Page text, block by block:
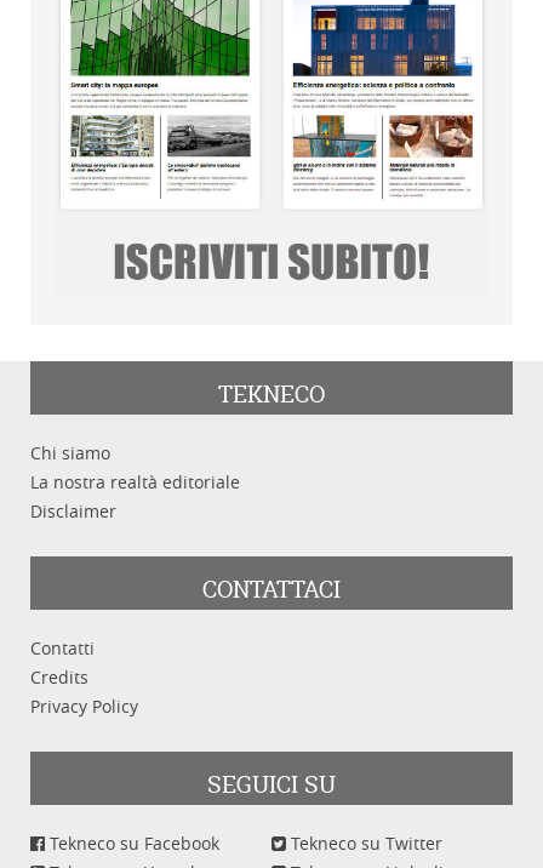
TEKNECO
Chi siamo
La nostra realtà editoriale
Disclaimer
CONTATTACI
Contatti
Credits
Privacy Policy
SEGUICI SU
Tekneco su Facebook
Tekneco su Twitter